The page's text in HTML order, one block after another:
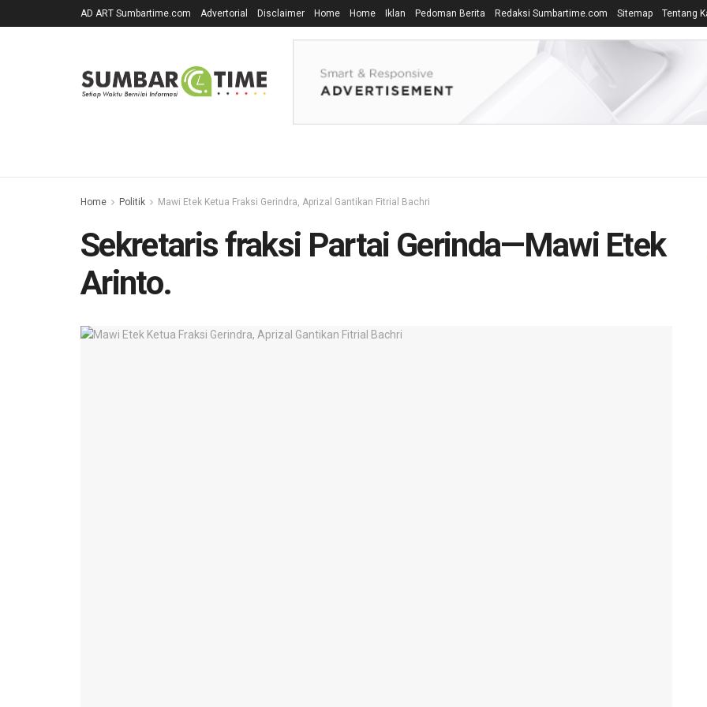
AD ART Sumbartime.com Advertorial Disclaimer Home Home Iklan Pedoman Berita Redaksi Sumbartime.com Sitemap Tentang
Home Politik Mawi Etek Ketua Fraksi Gerindra, Aprizal Gantikan Fitrial Bachri
Sekretaris fraksi Partai Gerinda—Mawi Etek
Arinto.